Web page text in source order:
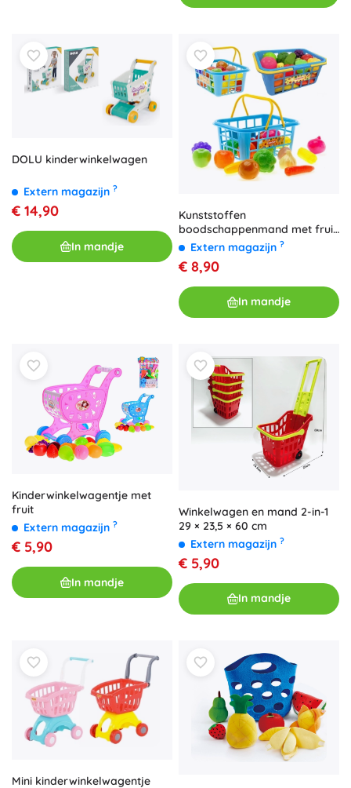
DOLU kinderwinkelwagen
Extern magazijn ?
€ 14,90
In mandje
Kunststoffen
boodschappenmand met fruit
en groenten CASDON 21 cm
Extern magazijn ?
€ 8,90
In mandje
Kinderwinkelwagentje met
fruit
Extern magazijn ?
€ 5,90
In mandje
Winkelwagen en mand 2-in-1
29 × 23,5 × 60 cm
Extern magazijn ?
€ 5,90
In mandje
Mini kinderwinkelwagentje